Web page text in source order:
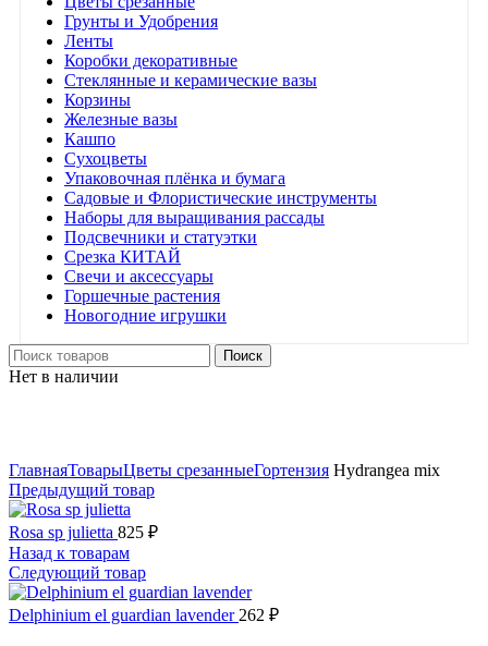
Грунты и Удобрения
Ленты
Коробки декоративные
Стеклянные и керамические вазы
Корзины
Железные вазы
Кашпо
Сухоцветы
Упаковочная плёнка и бумага
Садовые и Флористические инструменты
Наборы для выращивания рассады
Подсвечники и статуэтки
Срезка КИТАЙ
Свечи и аксессуары
Горшечные растения
Новогодние игрушки
Поиск
Нет в наличии
ГлавнаяТоварыЦветы срезанныеГортензия Hydrangea mix
Предыдущий товар
Rosa sp julietta 825 ₽
Назад к товарам
Следующий товар
Delphinium el guardian lavender 262 ₽